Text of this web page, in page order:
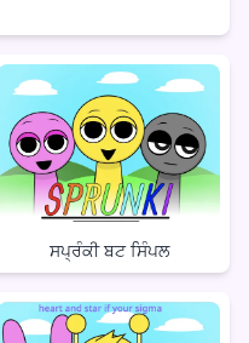
ਸਪ੍ਰੰਕੀ ਬਟ ਸਿੰਪਲ